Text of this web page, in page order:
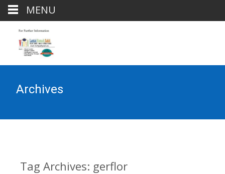
Archives
Tag Archives: gerflor
MENU